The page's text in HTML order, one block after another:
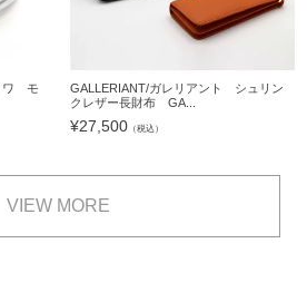
ワ モ
GALLERIANT/ガレリアント シュリン
クレザー長財布 GA...
¥27,500（税込）
VIEW MORE